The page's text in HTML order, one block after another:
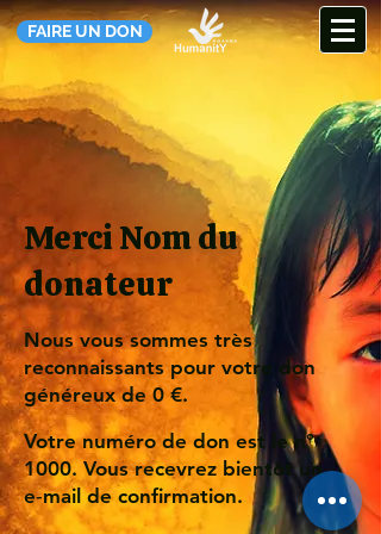
FAIRE UN DON
Merci Nom du
donateur
Nous vous sommes très
reconnaissants pour votre don
généreux de 0 €.
Votre numéro de don est le n°
1000. Vous recevrez bientôt un
e‑mail de confirmation.